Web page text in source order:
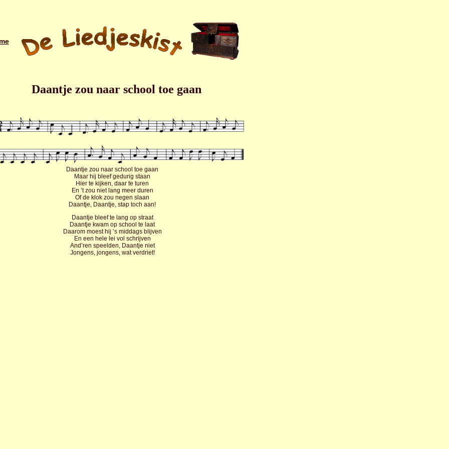
Daantje zou naar school toe gaan
Daantje zou naar school toe gaan
Maar hij bleef gedurig staan
Hier te kijken, daar te turen
En ’t zou niet lang meer duren
Of de klok zou negen slaan
Daantje, Daantje, stap toch aan!
Daantje bleef te lang op straat
Daantje kwam op school te laat
Daarom moest hij ’s middags blijven
En een hele lei vol schrijven
And’ren speelden, Daantje niet
Jongens, jongens, wat verdriet!